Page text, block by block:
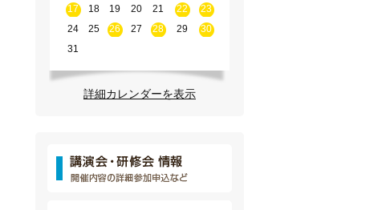
17
18 19 20 21 22
23
24
25 26 27 28 29
30
31
詳細カレンダーを表示